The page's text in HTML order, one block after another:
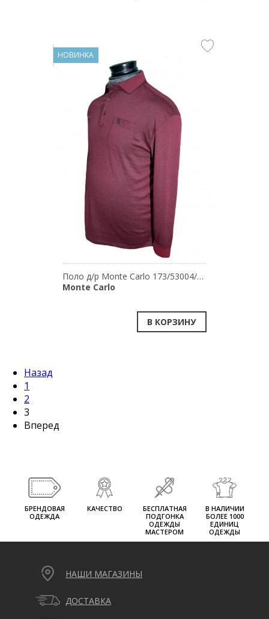
НОВИНКА
Поло д/р Monte Carlo 173/53004/380
Monte Carlo
В КОРЗИНУ
Назад
1
2
3
Вперед
БРЕНДОВАЯ
ОДЕЖДА
КАЧЕСТВО
БЕСПЛАТНАЯ
ПОДГОНКА
ОДЕЖДЫ
МАСТЕРОМ
В НАЛИЧИИ
БОЛЕЕ 1000
ЕДИНИЦ
ОДЕЖДЫ
НАШИ МАГАЗИНЫ
ДОСТАВКА